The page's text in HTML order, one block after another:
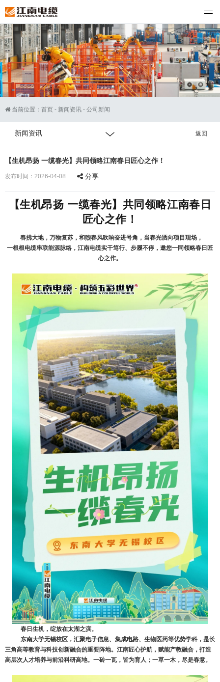
江南电缆
当前位置： 首页 - 新闻资讯 - 公司新闻
新闻资讯 返回
【生机昂扬 一缆春光】共同领略江南春日匠心之作！
发布时间：2026-04-08 分享
【生机昂扬 一缆春光】共同领略江南春日
匠心之作！
春拂大地，万物复苏 ， 和煦春风吹响奋进号角 ， 当春光洒向项目现场 ，
一根根电缆串联能源脉络 ， 江南电缆实干笃行、步履不停 ， 邀您一同领略春日匠
心之作。
春日生机，绽放在太湖之滨。
东南大学无锡校区，汇聚电子信息、集成电路、生物医药等优势学科，是长
三角高等教育与科技创新融合的重要阵地。江南匠心护航，赋能产教融合，打造
高层次人才培养与前沿科研高地。一砖一瓦，皆为育人；一草一木，尽是春意。